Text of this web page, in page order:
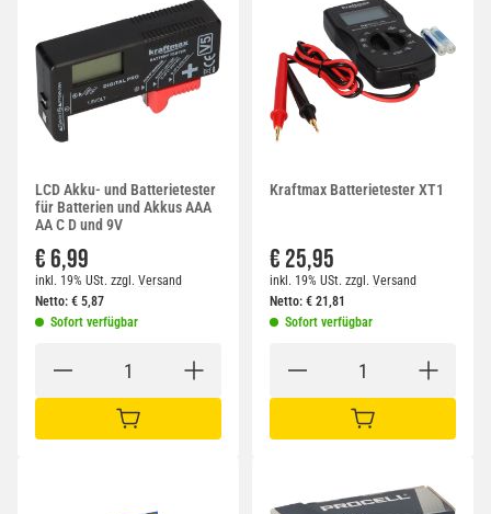
LCD Akku- und Batterietester
für Batterien und Akkus AAA
AA C D und 9V
€ 6,99
inkl. 19% USt. zzgl. Versand
Netto: € 5,87
Sofort verfügbar
IN DEN WARENKORB
Kraftmax Batterietester XT1
€ 25,95
inkl. 19% USt. zzgl. Versand
Netto: € 21,81
Sofort verfügbar
IN DEN WARENKORB